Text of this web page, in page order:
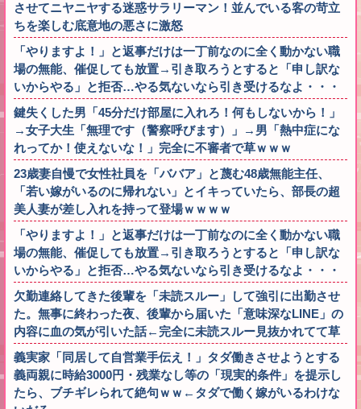
させてニヤニヤする迷惑サラリーマン！並んでいる客の苛立
ちを楽しむ底意地の悪さに激怒
「やりますよ！」と返事だけは一丁前なのに全く動かない職
場の無能、催促しても放置→引き取ろうとすると「申し訳な
いからやる」と拒否…やる気ないなら引き受けるなよ・・・
鍵失くした男「45分だけ部屋に入れろ！何もしないから！」
→女子大生「無理です（警察呼びます）」→男「熱中症にな
れってか！使えないな！」完全に不審者で草ｗｗｗ
23歳妻自慢で女性社員を「ババア」と蔑む48歳無能主任、
「若い嫁がいるのに帰れない」とイキっていたら、部長の超
美人妻が差し入れを持って登場ｗｗｗｗ
「やりますよ！」と返事だけは一丁前なのに全く動かない職
場の無能、催促しても放置→引き取ろうとすると「申し訳な
いからやる」と拒否…やる気ないなら引き受けるなよ・・・
欠勤連絡してきた後輩を「未読スルー」して強引に出勤させ
た。無事に終わった夜、後輩から届いた「意味深なLINE」の
内容に血の気が引いた話←完全に未読スルー見抜かれてて草
義実家「同居して自営業手伝え！」タダ働きさせようとする
義両親に時給3000円・残業なし等の「現実的条件」を提示し
たら、ブチギレられて絶句ｗｗ←タダで働く嫁がいるわけな